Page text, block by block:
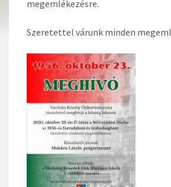
megemlékezésre.
Szeretettel várunk minden